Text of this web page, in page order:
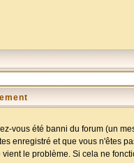
vous été banni du forum (un
enregistré et que vous n'êtes
le problème. Si cela ne